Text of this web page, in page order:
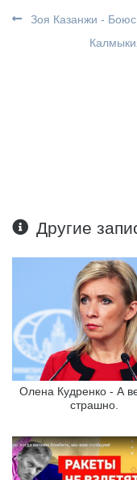
Зоя Казанжи -
Другие
Олена Кудренко - А
страшно.